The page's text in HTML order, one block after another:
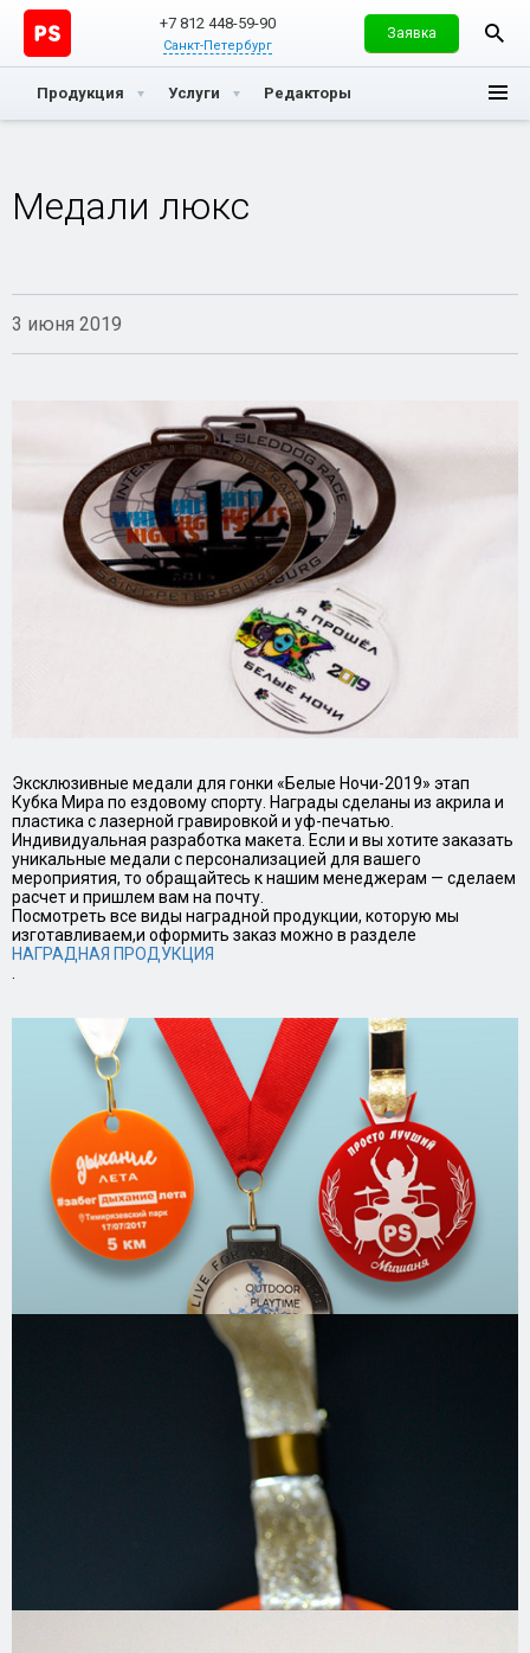
+7 812 448-59-90
Санкт-Петербург
Заявка
Продукция Услуги Редакторы
Медали люкс
3 июня 2019
Эксклюзивные медали для гонки «Белые Ночи-2019» этап
Кубка Мира по ездовому спорту. Награды сделаны из акрила и
пластика с лазерной гравировкой и уф-печатью.
Индивидуальная разработка макета. Если и вы хотите заказать
уникальные медали с персонализацией для вашего
мероприятия, то обращайтесь к нашим менеджерам — сделаем
расчет и пришлем вам на почту.
Посмотреть все виды наградной продукции, которую мы
изготавливаем,и оформить заказ можно в разделе
НАГРАДНАЯ ПРОДУКЦИЯ
.